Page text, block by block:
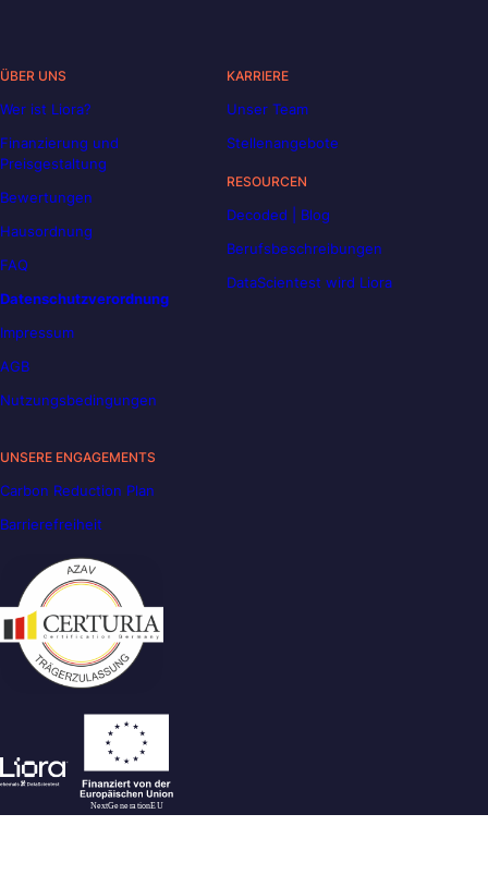
ÜBER UNS
Wer ist Liora?
Finanzierung und
Preisgestaltung
Bewertungen
Hausordnung
FAQ
Datenschutzverordnung
Impressum
AGB
Nutzungsbedingungen
KARRIERE
Unser Team
Stellenangebote
RESOURCEN
Decoded | Blog
Berufsbeschreibungen
DataScientest wird Liora
UNSERE ENGAGEMENTS
Carbon Reduction Plan
Barrierefreiheit